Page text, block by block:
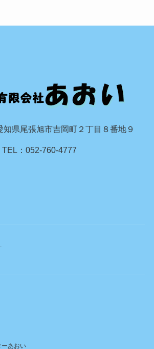
県尾張旭市吉岡町２丁目８番地９
TEL：052-760-4777
ーあおい